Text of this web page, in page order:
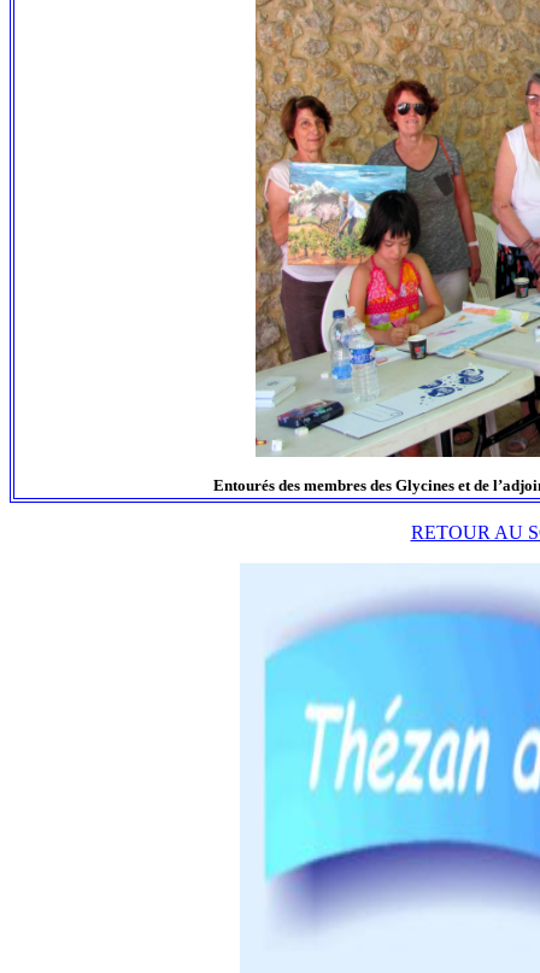
Entourés des membres des Glycines et de
RETOUR AU